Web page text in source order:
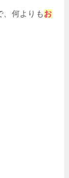
、何よりもお